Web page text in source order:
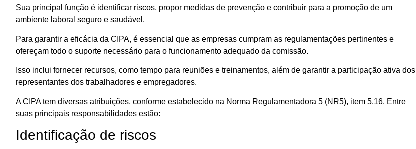
Sua principal função é identificar riscos, propor medidas de prevenção e contribuir para a promoção de um
ambiente laboral seguro e saudável.
Para garantir a eficácia da CIPA, é essencial que as empresas cumpram as regulamentações pertinentes e
ofereçam todo o suporte necessário para o funcionamento adequado da comissão.
Isso inclui fornecer recursos, como tempo para reuniões e treinamentos, além de garantir a participação ativa dos
representantes dos trabalhadores e empregadores.
A CIPA tem diversas atribuições, conforme estabelecido na Norma Regulamentadora 5 (NR5), item 5.16. Entre
suas principais responsabilidades estão:
Identificação de riscos